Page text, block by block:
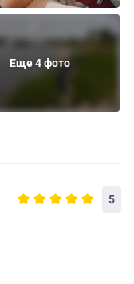
Еще 4 фото
5